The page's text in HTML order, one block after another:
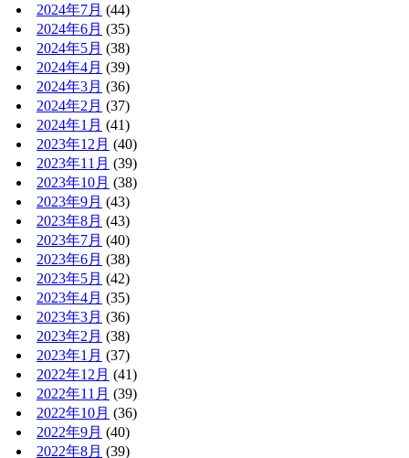
2024年7月 (44)
2024年6月 (35)
2024年5月 (38)
2024年4月 (39)
2024年3月 (36)
2024年2月 (37)
2024年1月 (41)
2023年12月 (40)
2023年11月 (39)
2023年10月 (38)
2023年9月 (43)
2023年8月 (43)
2023年7月 (40)
2023年6月 (38)
2023年5月 (42)
2023年4月 (35)
2023年3月 (36)
2023年2月 (38)
2023年1月 (37)
2022年12月 (41)
2022年11月 (39)
2022年10月 (36)
2022年9月 (40)
2022年8月 (39)